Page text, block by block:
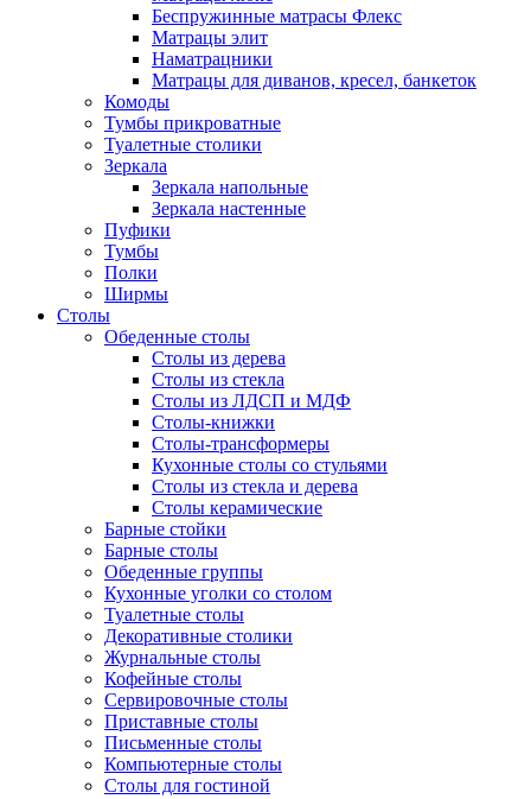
Беспружинные матрасы Флекс
Матрацы элит
Наматрацники
Матрацы для диванов, кресел, банкеток
Комоды
Тумбы прикроватные
Туалетные столики
Зеркала
Зеркала напольные
Зеркала настенные
Пуфики
Тумбы
Полки
Ширмы
Столы
Обеденные столы
Столы из дерева
Столы из стекла
Столы из ЛДСП и МДФ
Столы-книжки
Столы-трансформеры
Кухонные столы со стульями
Столы из стекла и дерева
Столы керамические
Барные стойки
Барные столы
Обеденные группы
Кухонные уголки со столом
Туалетные столы
Декоративные столики
Журнальные столы
Кофейные столы
Сервировочные столы
Приставные столы
Письменные столы
Компьютерные столы
Столы для гостиной